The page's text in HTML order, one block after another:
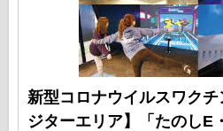
新型コロナウイルスワク
ジターエリア】「たのしE